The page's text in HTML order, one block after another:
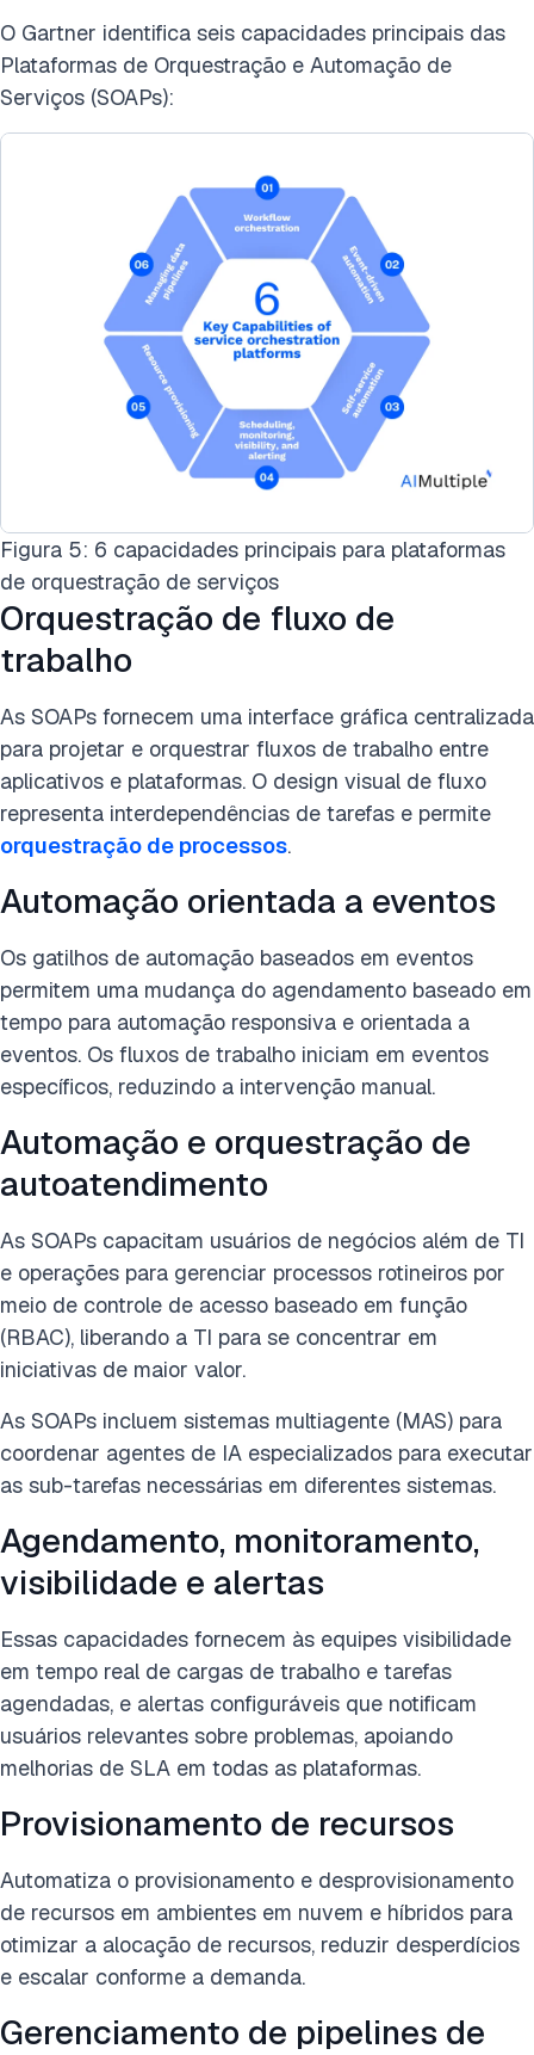
O Gartner identifica seis capacidades principais das
Plataformas de Orquestração e Automação de
Serviços (SOAPs):
Figura 5: 6 capacidades principais para plataformas
de orquestração de serviços
Orquestração de fluxo de
trabalho
As SOAPs fornecem uma interface gráfica centralizada
para projetar e orquestrar fluxos de trabalho entre
aplicativos e plataformas. O design visual de fluxo
representa interdependências de tarefas e permite
orquestração de processos.
Automação orientada a eventos
Os gatilhos de automação baseados em eventos
permitem uma mudança do agendamento baseado em
tempo para automação responsiva e orientada a
eventos. Os fluxos de trabalho iniciam em eventos
específicos, reduzindo a intervenção manual.
Automação e orquestração de
autoatendimento
As SOAPs capacitam usuários de negócios além de TI
e operações para gerenciar processos rotineiros por
meio de controle de acesso baseado em função
(RBAC), liberando a TI para se concentrar em
iniciativas de maior valor.
As SOAPs incluem sistemas multiagente (MAS) para
coordenar agentes de IA especializados para executar
as sub-tarefas necessárias em diferentes sistemas.
Agendamento, monitoramento,
visibilidade e alertas
Essas capacidades fornecem às equipes visibilidade
em tempo real de cargas de trabalho e tarefas
agendadas, e alertas configuráveis que notificam
usuários relevantes sobre problemas, apoiando
melhorias de SLA em todas as plataformas.
Provisionamento de recursos
Automatiza o provisionamento e desprovisionamento
de recursos em ambientes em nuvem e híbridos para
otimizar a alocação de recursos, reduzir desperdícios
e escalar conforme a demanda.
Gerenciamento de pipelines de